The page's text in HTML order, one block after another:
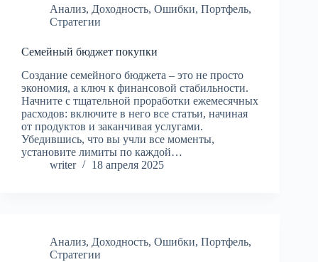
Анализ, Доходность, Ошибки, Портфель,
Стратегии
Семейный бюджет покупки
Создание семейного бюджета – это не просто
экономия, а ключ к финансовой стабильности.
Начните с тщательной проработки ежемесячных
расходов: включите в него все статьи, начиная
от продуктов и заканчивая услугами.
Убедившись, что вы учли все моменты,
установите лимиты по каждой…
writer
18 апреля 2025
Анализ, Доходность, Ошибки, Портфель,
Стратегии